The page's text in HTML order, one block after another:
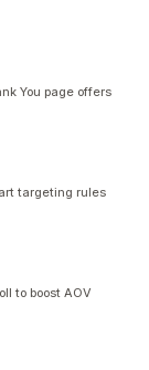
You page offers
targeting rules
to boost AOV